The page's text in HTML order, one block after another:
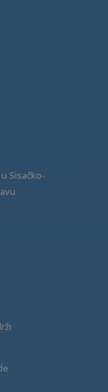
Sisačko-